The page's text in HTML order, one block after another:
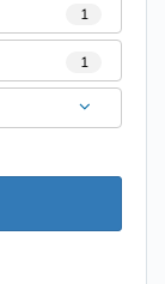
1
1